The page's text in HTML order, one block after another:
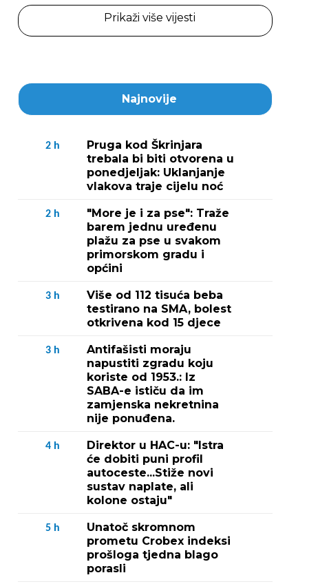
Prikaži više vijesti
Najnovije
2 h
Pruga kod Škrinjara
trebala bi biti otvorena u
ponedjeljak: Uklanjanje
vlakova traje cijelu noć
2 h
"More je i za pse": Traže
barem jednu uređenu
plažu za pse u svakom
primorskom gradu i
općini
3 h
Više od 112 tisuća beba
testirano na SMA, bolest
otkrivena kod 15 djece
3 h
Antifašisti moraju
napustiti zgradu koju
koriste od 1953.: Iz
SABA-e ističu da im
zamjenska nekretnina
nije ponuđena.
4 h
Direktor u HAC-u: "Istra
će dobiti puni profil
autoceste...Stiže novi
sustav naplate, ali
kolone ostaju"
5 h
Unatoč skromnom
prometu Crobex indeksi
prošloga tjedna blago
porasli